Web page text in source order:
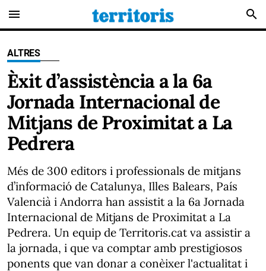
menu search
ALTRES
Èxit d’assistència a la 6a
Jornada Internacional de
Mitjans de Proximitat a La
Pedrera
Més de 300 editors i professionals de mitjans
d’informació de Catalunya, Illes Balears, País
Valencià i Andorra han assistit a la 6a Jornada
Internacional de Mitjans de Proximitat a La
Pedrera. Un equip de Territoris.cat va assistir a
la jornada, i que va comptar amb prestigiosos
ponents que van donar a conèixer l'actualitat i